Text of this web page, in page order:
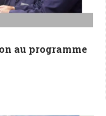
au programme